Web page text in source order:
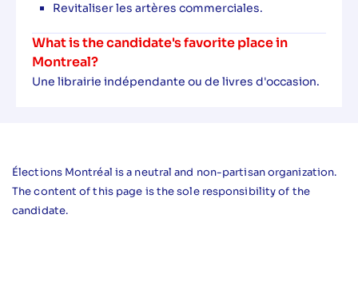
Revitaliser les artères commerciales.
What is the candidate's favorite place in
Montreal?
Une librairie indépendante ou de livres d'occasion.
Élections Montréal is a neutral and non-partisan organization.
The content of this page is the sole responsibility of the
candidate.